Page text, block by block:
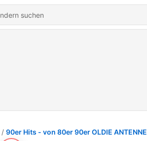
90er Hits - von 80er 90er OLDIE ANTENNE